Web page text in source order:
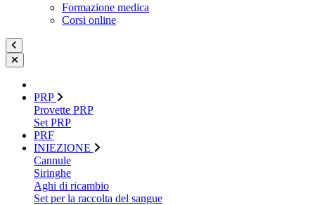
Formazione medica
Corsi online
PRP
Provette PRP
Set PRP
PRF
INIEZIONE
Cannule
Siringhe
Aghi di ricambio
Set per la raccolta del sangue